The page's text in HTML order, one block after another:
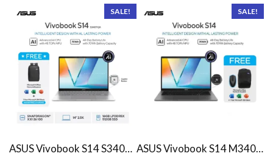
SALE!
ASUS Vivobook S14 S3407QA – IPSP151M – Matte Gray
SALE!
ASUS Vivobook S14 M3407HA Ryzen 7 260 1TB SSD 16GB WUXGA IPS Win11+OHS